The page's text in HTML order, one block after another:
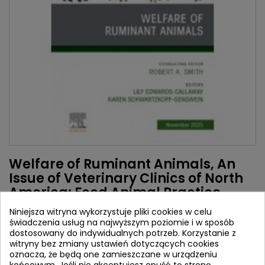
Welfare of Ruminant Animals, An
Issue of Veterinary Clinics of North
America: Food Animal Practice
Autorzy:
Lily Edwards-Callaway
Karen Schwartzkopf-Genswein
Wydawca:Elsevier
Niniejsza witryna wykorzystuje pliki cookies w celu
świadczenia usług na najwyższym poziomie i w sposób
dostosowany do indywidualnych potrzeb. Korzystanie z
witryny bez zmiany ustawień dotyczących cookies
oznacza, że będą one zamieszczane w urządzeniu